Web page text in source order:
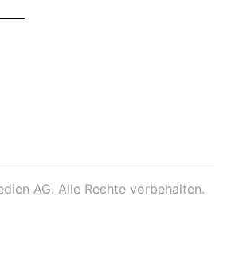
AG. Alle Rechte vorbehalten.